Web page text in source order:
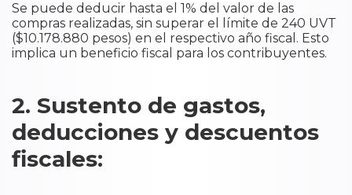
Se puede deducir hasta el 1% del valor de las
compras realizadas, sin superar el límite de 240 UVT
($10.178.880 pesos) en el respectivo año fiscal. Esto
implica un beneficio fiscal para los contribuyentes.
2. Sustento de gastos,
deducciones y descuentos
fiscales: